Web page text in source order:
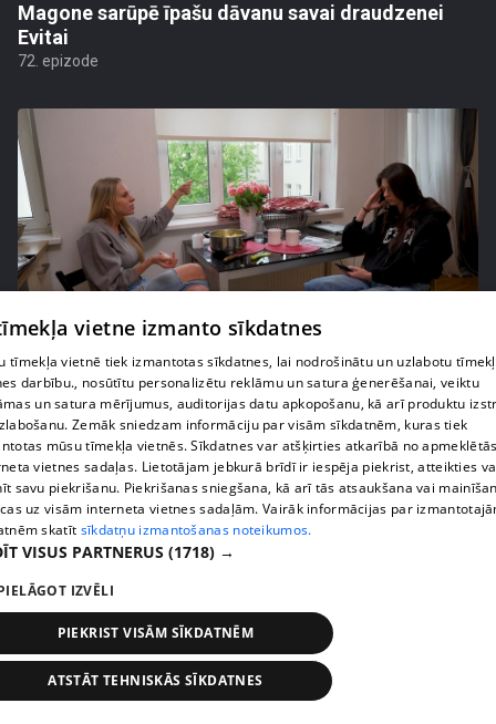
Magone sarūpē īpašu dāvanu savai draudzenei
Evitai
72. epizode
Lukērijas Kambalas lielā iespēja "Victoria's
Secret" atlasē atduras pret finansiāliem
sarežģījumiem
71. epizode
vietne izmanto sīkdatnes
tīmekļa vietnē tiek izmantotas sīkdatnes, lai nodrošinātu un uzlabotu
darbību., nosūtītu personalizētu reklāmu un satura ģenerēšanai, veiktu
un satura mērījumus, auditorijas datu apkopošanu, kā arī produktu
Zemāk sniedzam informāciju par visām sīkdatnēm, kuras tiek
mūsu tīmekļa vietnēs. Sīkdatnes var atšķirties atkarībā no
vietnes sadaļas. Lietotājam jebkurā brīdī ir iespēja piekrist, atteikties
savu piekrišanu. Piekrišanas sniegšana, kā arī tās atsaukšana vai
uz visām interneta vietnes sadaļām. Vairāk informācijas par
skatīt sīkdatņu izmantošanas noteikumos.
VISUS PARTNERUS (1718) →
IZVĒLI
PIEKRIST VISĀM SĪKDATNĒM
ATSTĀT TEHNISKĀS SĪKDATNES